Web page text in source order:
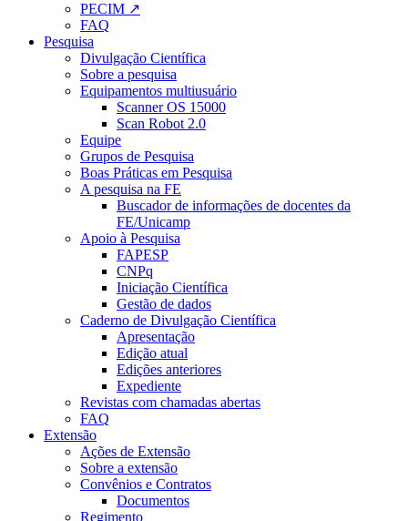
PECIM ↗
FAQ
Pesquisa
Divulgação Científica
Sobre a pesquisa
Equipamentos multiusuário
Scanner OS 15000
Scan Robot 2.0
Equipe
Grupos de Pesquisa
Boas Práticas em Pesquisa
A pesquisa na FE
Buscador de informações de docentes da
FE/Unicamp
Apoio à Pesquisa
FAPESP
CNPq
Iniciação Científica
Gestão de dados
Caderno de Divulgação Científica
Apresentação
Edição atual
Edições anteriores
Expediente
Revistas com chamadas abertas
FAQ
Extensão
Ações de Extensão
Sobre a extensão
Convênios e Contratos
Documentos
Regimento